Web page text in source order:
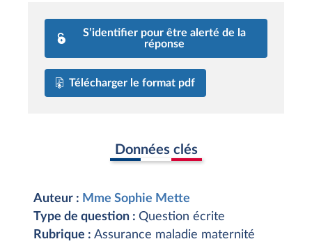
S’identifier pour être alerté de la
réponse
Télécharger le format pdf
Données clés
Auteur : Mme Sophie Mette
Type de question : Question écrite
Rubrique : Assurance maladie maternité